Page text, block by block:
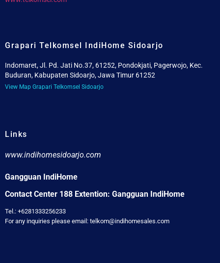
Grapari Telkomsel IndiHome Sidoarjo
Indomaret, Jl. Pd. Jati No.37, 61252, Pondokjati, Pagerwojo, Kec.
Buduran, Kabupaten Sidoarjo, Jawa Timur 61252
View Map Grapari Telkomsel Sidoarjo
Links
www.indihomesidoarjo.com
Gangguan IndiHome
Contact Center 188 Extention: Gangguan IndiHome
Tel.: +6281333256233
For any inquiries please email: telkom@indihomesales.com